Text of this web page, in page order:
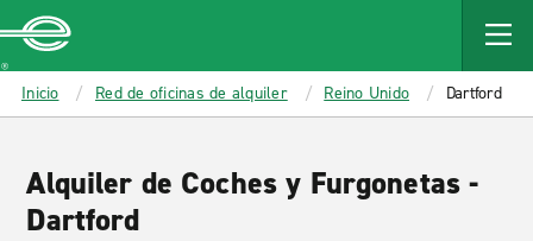
MAIN
CONTENT
Enterprise
Inicio Red de oficinas de alquiler Reino Unido Dartford
Alquiler de Coches y Furgonetas -
Dartford